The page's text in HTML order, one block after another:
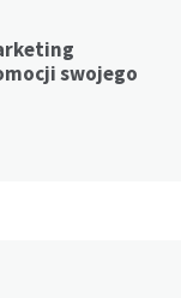
swojego